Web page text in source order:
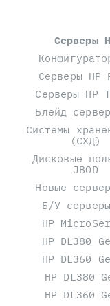
Серверы
Серверы HP
Серверы HP
Блейд
Системы
(СХД)
Дисковые
JBOD
Новые
Б/У
HP
HP DL380
HP DL360
HP DL380
HP DL360